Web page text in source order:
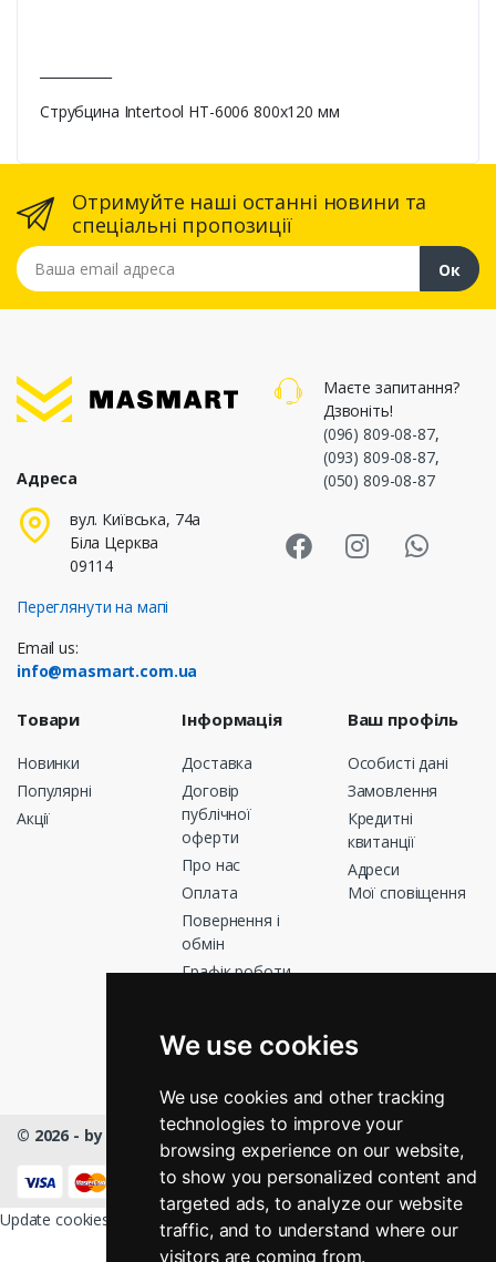
We use cookies
We use cookies and other tracking
technologies to improve your
browsing experience on our website,
to show you personalized content and
targeted ads, to analyze our website
traffic, and to understand where our
visitors are coming from.
Струбцина Intertool HT-6006 800х120 мм
Отримуйте наші останні новини та
спеціальні пропозиції
Ваша email адреса
Ок
Адреса
вул. Київська, 74а
Біла Церква
09114
Переглянути на мапі
Email us:
info@masmart.com.ua
Маєте запитання?
Дзвоніть!
(096) 809-08-87,
(093) 809-08-87,
(050) 809-08-87
Товари
Новинки
Популярні
Акції
Інформація
Доставка
Договір
публічної
оферти
Про нас
Оплата
Повернення і
обмін
Графік роботи
Магазини
Ваш профіль
Особисті дані
Замовлення
Кредитні
квитанції
Адреси
Мої сповіщення
© 2026 - by Masmart™- All rights Reserved
Update cookies preferences
КНОПКА